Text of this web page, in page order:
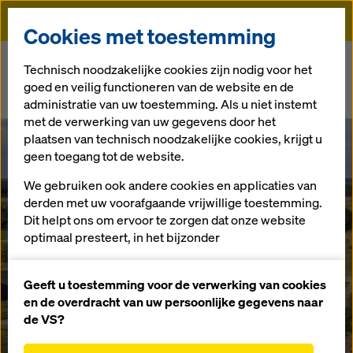
Doka
DokaRex drukschoor ingezet bij integrale gebiedsontwikkeling
Ooijen-Wanssum
DokaRex
drukschoor
ingezet bij
integrale
gebiedsontwik
Cookies met toestemming
Technisch noodzakelijke cookies zijn nodig voor het
goed en veilig functioneren van de website en de
administratie van uw toestemming. Als u niet instemt
met de verwerking van uw gegevens door het
plaatsen van technisch noodzakelijke cookies, krijgt u
geen toegang tot de website.
We gebruiken ook andere cookies en applicaties van
derden met uw voorafgaande vrijwillige toestemming.
Dit helpt ons om ervoor te zorgen dat onze website
optimaal presteert, in het bijzonder
van onze website (functionele en statistische
cookies),
het vergemakkelijken van een soepel
Geeft u toestemming voor de verwerking van cookies
en de overdracht van uw persoonlijke gegevens naar
de VS?